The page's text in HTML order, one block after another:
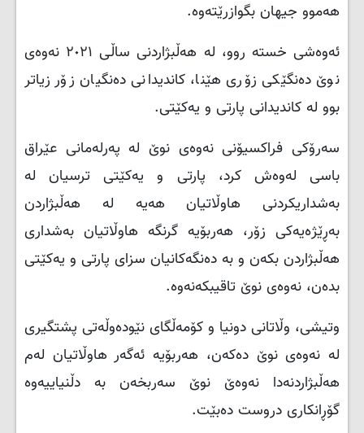
هەموو جیهان بگوازرێتەوە.
ئەوەشی خستە روو، لە هەڵبژاردنی ساڵی ٢٠٢١ نەوەی
نوێ دەنگێکی زۆری هێنا، کاندیدانی دەنگیان زۆر زیاتر
بوو لە کاندیدانی پارتی و یەکێتی.
سەرۆکی فراکسیۆنی نەوەی نوێ لە پەرلەمانی عێراق
باسی لەوەش کرد، پارتی و یەکێتی ترسیان لە
بەشداریکردنی هاوڵاتیان هەیە لە هەڵبژاردن
بەڕێژەیەکی زۆر، هەربۆیە گرنگە هاوڵاتیان بەشداری
هەڵبژاردن بکەن و بە دەنگەکانیان سزای پارتی و یەکێتی
بدەن، نەوەی نوێ تاقیبکەنەوە.
وتیشی، وڵاتانی دونیا و کۆمەڵگای نێودەوڵەتی پشتگیری
لە نەوەی نوێ دەکەن، هەربۆیە ئەگەر هاوڵاتیان لەم
هەڵبژاردنەدا نەوەێ نوێ سەربخەن بە دڵنیاییەوە
گۆڕانکاری دروست دەبێت.